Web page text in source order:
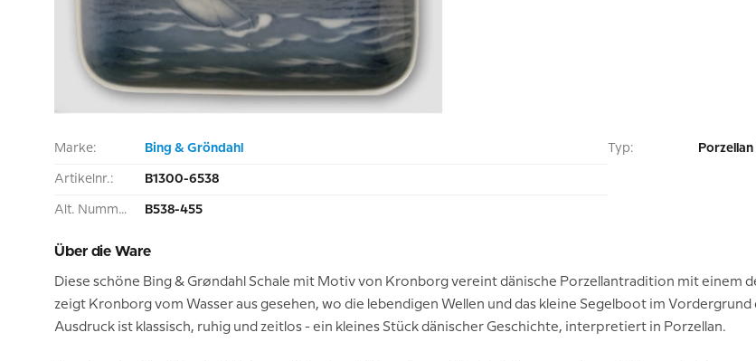
Marke: Bing & Gröndahl
Artikelnr.: B1300-6538
Alt. Nummer: B538-455
Typ:
Über die Ware
Diese schöne Bing & Grøndahl Schale mit Motiv von Kronborg vereint dänische Porzellantradition mit einem
zeigt Kronborg vom Wasser aus gesehen, wo die lebendigen Wellen und das kleine Segelboot im
Ausdruck ist klassisch, ruhig und zeitlos - ein kleines Stück dänischer Geschichte, interpretiert in Porzellan.